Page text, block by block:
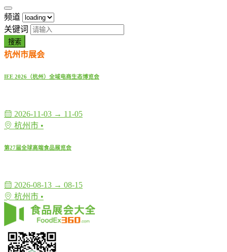
频道
关键词
搜索
杭州市展会
IEE 2026（杭州）全域电商生态博览会
2026-11-03 → 11-05
杭州市 •
第27届全球高端食品展览会
2026-08-13 → 08-15
杭州市 •